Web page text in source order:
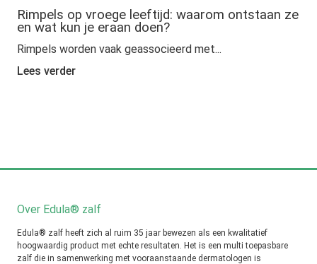
Rimpels op vroege leeftijd: waarom ontstaan ze
en wat kun je eraan doen?
Rimpels worden vaak geassocieerd met...
Lees verder
Over Edula® zalf
Edula® zalf heeft zich al ruim 35 jaar bewezen als een kwalitatief
hoogwaardig product met echte resultaten. Het is een multi toepasbare
zalf die in samenwerking met vooraanstaande dermatologen is